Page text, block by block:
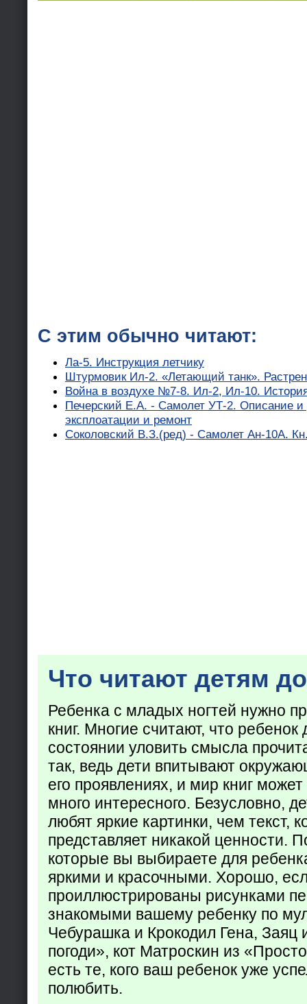
С этим обычно читают:
Ла-5. Инструкция летчику
Штурмовик Ил-2. «Летающий танк».
Война в воздухе №7-8. Ил-2, Ил-10.
Печерский Е.А. - Самолет УТ-2. Описание и
эксплоатации и ремонт
Соколовский В.З.(ред) - Самолет Ан-10А.
Что читают детям
Ребенка с младых ногтей нужно
книг. Многие считают, что ребенок
состоянии уловить смысла
так, ведь дети впитывают
его проявлениях, и мир книг
много интересного. Безусловно,
любят яркие картинки, чем текст,
представляет никакой ценности.
которые вы выбираете для
яркими и красочными. Хорошо,
проиллюстрированы рисунками
знакомыми вашему ребенку по
Чебурашка и Крокодил Гена, Заяц
погоди», кот Матроскин из
есть те, кого ваш ребенок уже
полюбить.